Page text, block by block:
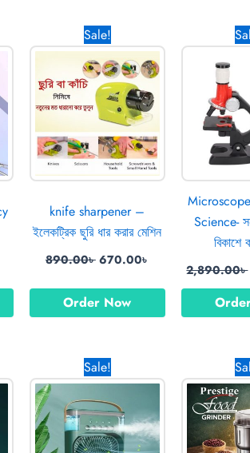
690.00৳ .
Sale!
knife sharpener –
ইলেকট্রিক ছুরি ধার করার মেশিন
890.00৳
Original
price
was:
890.00৳ .
670.00৳
price
is:
670.00৳ .
Order Now
Science-
বিকাশে
2,890.00৳
390.00৳ .
Sale!Original
price
2,850.00৳ .
price
1,690.00৳ .